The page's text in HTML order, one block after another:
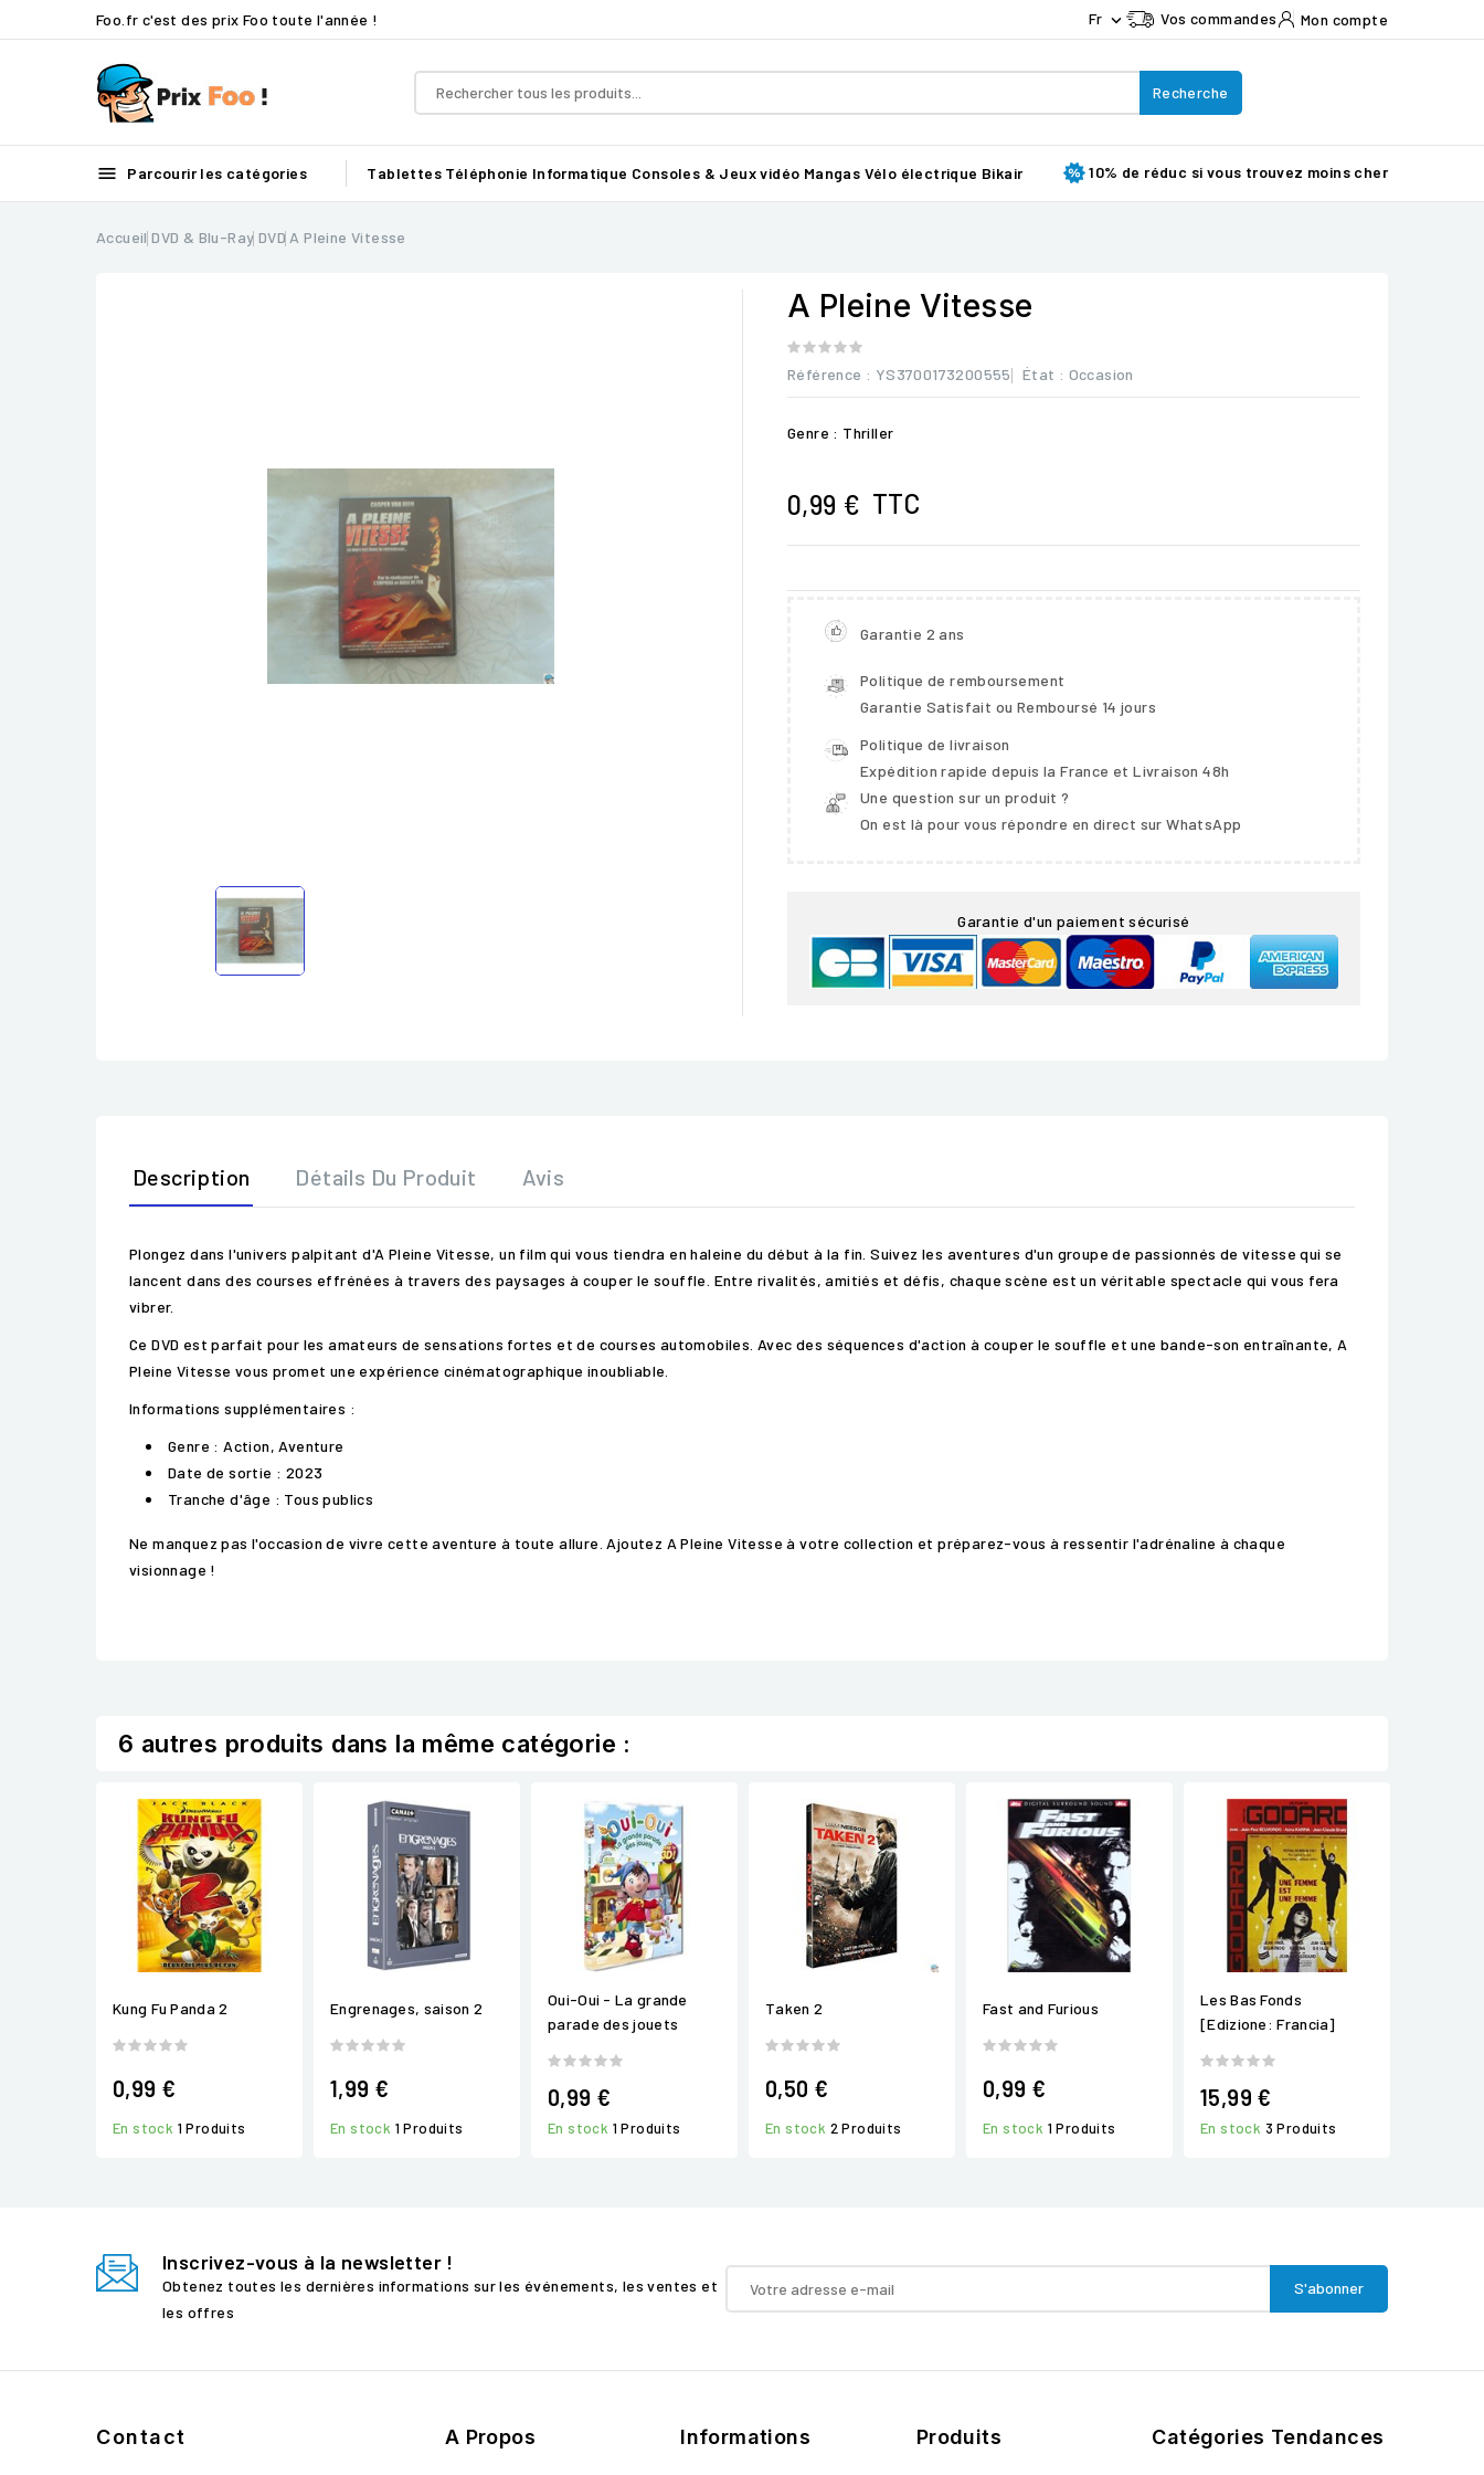
Foo.fr c'est des prix Foo toute l'année ! Fr  Vos commandes Mon compte
Recherche
 Parcourir les catégories Tablettes Téléphonie Informatique Consoles & Jeux vidéo Mangas Vélo électrique Bikair 10% de réduc si vous trouvez moins cher
Accueil DVD & Blu-Ray DVD A Pleine Vitesse
A Pleine Vitesse
Référence : YS3700173200555 État : Occasion
Genre : Thriller
0,99 € TTC
Garantie 2 ans
Politique de remboursement
Garantie Satisfait ou Remboursé 14 jours
Politique de livraison
Expédition rapide depuis la France et Livraison 48h
Une question sur un produit ?
On est là pour vous répondre en direct sur WhatsApp
Garantie d'un paiement sécurisé
Description Détails Du Produit Avis
Plongez dans l'univers palpitant d'A Pleine Vitesse, un film qui vous tiendra en haleine du début à la fin. Suivez les aventures d'un groupe de passionnés de vitesse qui se
lancent dans des courses effrénées à travers des paysages à couper le souffle. Entre rivalités, amitiés et défis, chaque scène est un véritable spectacle qui vous fera
vibrer.
Ce DVD est parfait pour les amateurs de sensations fortes et de courses automobiles. Avec des séquences d'action à couper le souffle et une bande-son entraînante, A
Pleine Vitesse vous promet une expérience cinématographique inoubliable.
Informations supplémentaires :
Genre : Action, Aventure
Date de sortie : 2023
Tranche d'âge : Tous publics
Ne manquez pas l'occasion de vivre cette aventure à toute allure. Ajoutez A Pleine Vitesse à votre collection et préparez-vous à ressentir l'adrénaline à chaque
visionnage !
6 autres produits dans la même catégorie :
Kung Fu Panda 2
0,99 €
En stock 1 Produits
Engrenages, saison 2
1,99 €
En stock 1 Produits
Oui-Oui - La grande
parade des jouets
0,99 €
En stock 1 Produits
Taken 2
0,50 €
En stock 2 Produits
Fast and Furious
0,99 €
En stock 1 Produits
Les Bas Fonds
[Edizione: Francia]
15,99 €
En stock 3 Produits
Inscrivez-vous à la newsletter !
Obtenez toutes les dernières informations sur les événements, les ventes et
les offres
Contact A Propos Informations Produits Catégories Tendances